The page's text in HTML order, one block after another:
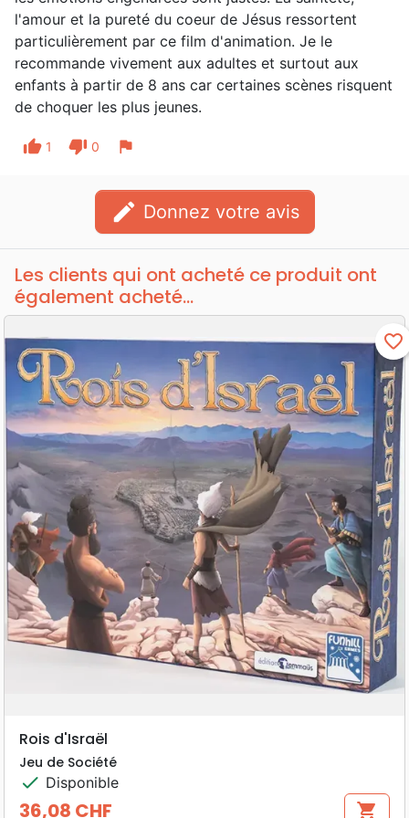
l'amour et la pureté du coeur de Jésus ressortent
particulièrement par ce film d'animation. Je le
recommande vivement aux adultes et surtout aux
enfants à partir de 8 ans car certaines scènes risquent
de choquer les plus jeunes.
thumb_up 1 thumb_down 0 flag
edit Donnez votre avis
Les clients qui ont acheté ce produit ont
également acheté...
favorite_border
Rois d'Israël
Jeu de Société
check Disponible
36,08 CHF shopping_cart